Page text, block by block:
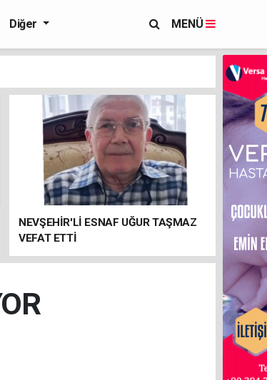
Diğer MENÜ
NEVŞEHİR'Lİ ESNAF UĞUR TAŞMAZ
VEFAT ETTİ